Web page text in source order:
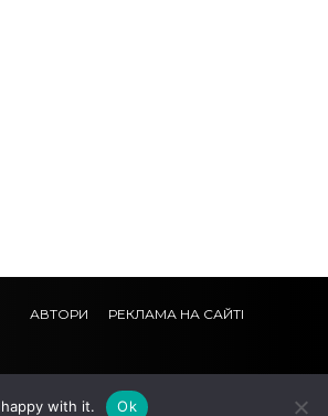
АВТОРИ РЕКЛАМА НА САЙТІ
with it. Ok